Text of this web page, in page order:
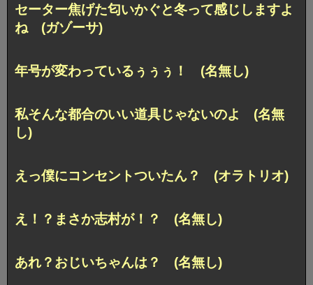
セーター焦げた匂いかぐと冬って感じしますよ
ね (ガゾーサ)
年号が変わっているぅぅぅ！ (名無し)
私そんな都合のいい道具じゃないのよ (名無
し)
えっ僕にコンセントついたん？ (オラトリオ)
え！？まさか志村が！？ (名無し)
あれ？おじいちゃんは？ (名無し)